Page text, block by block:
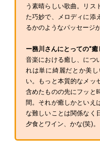
う素晴らしい歌曲。リス
た巧妙で、メロディに添
るかのようなパッセージ
ー務川さんにとっての“癒
音楽における癒し、につ
れは単に綺麗だとか美
い。もっと本質的なメッ
含めたものの先にフッと
間。それが癒しかといえ
な難しいことは関係なく
夕食とワイン、かな(笑)。